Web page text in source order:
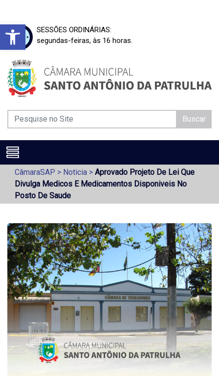
Barra de Ferramentas Aberta
SESSÕES ORDINÁRIAS:
segundas-feiras, às 16 horas.
Buscar
CâmaraSAP > Noticia > Aprovado Projeto De Lei Que
Divulga Medicos E Medicamentos Disponiveis No
Posto De Saude